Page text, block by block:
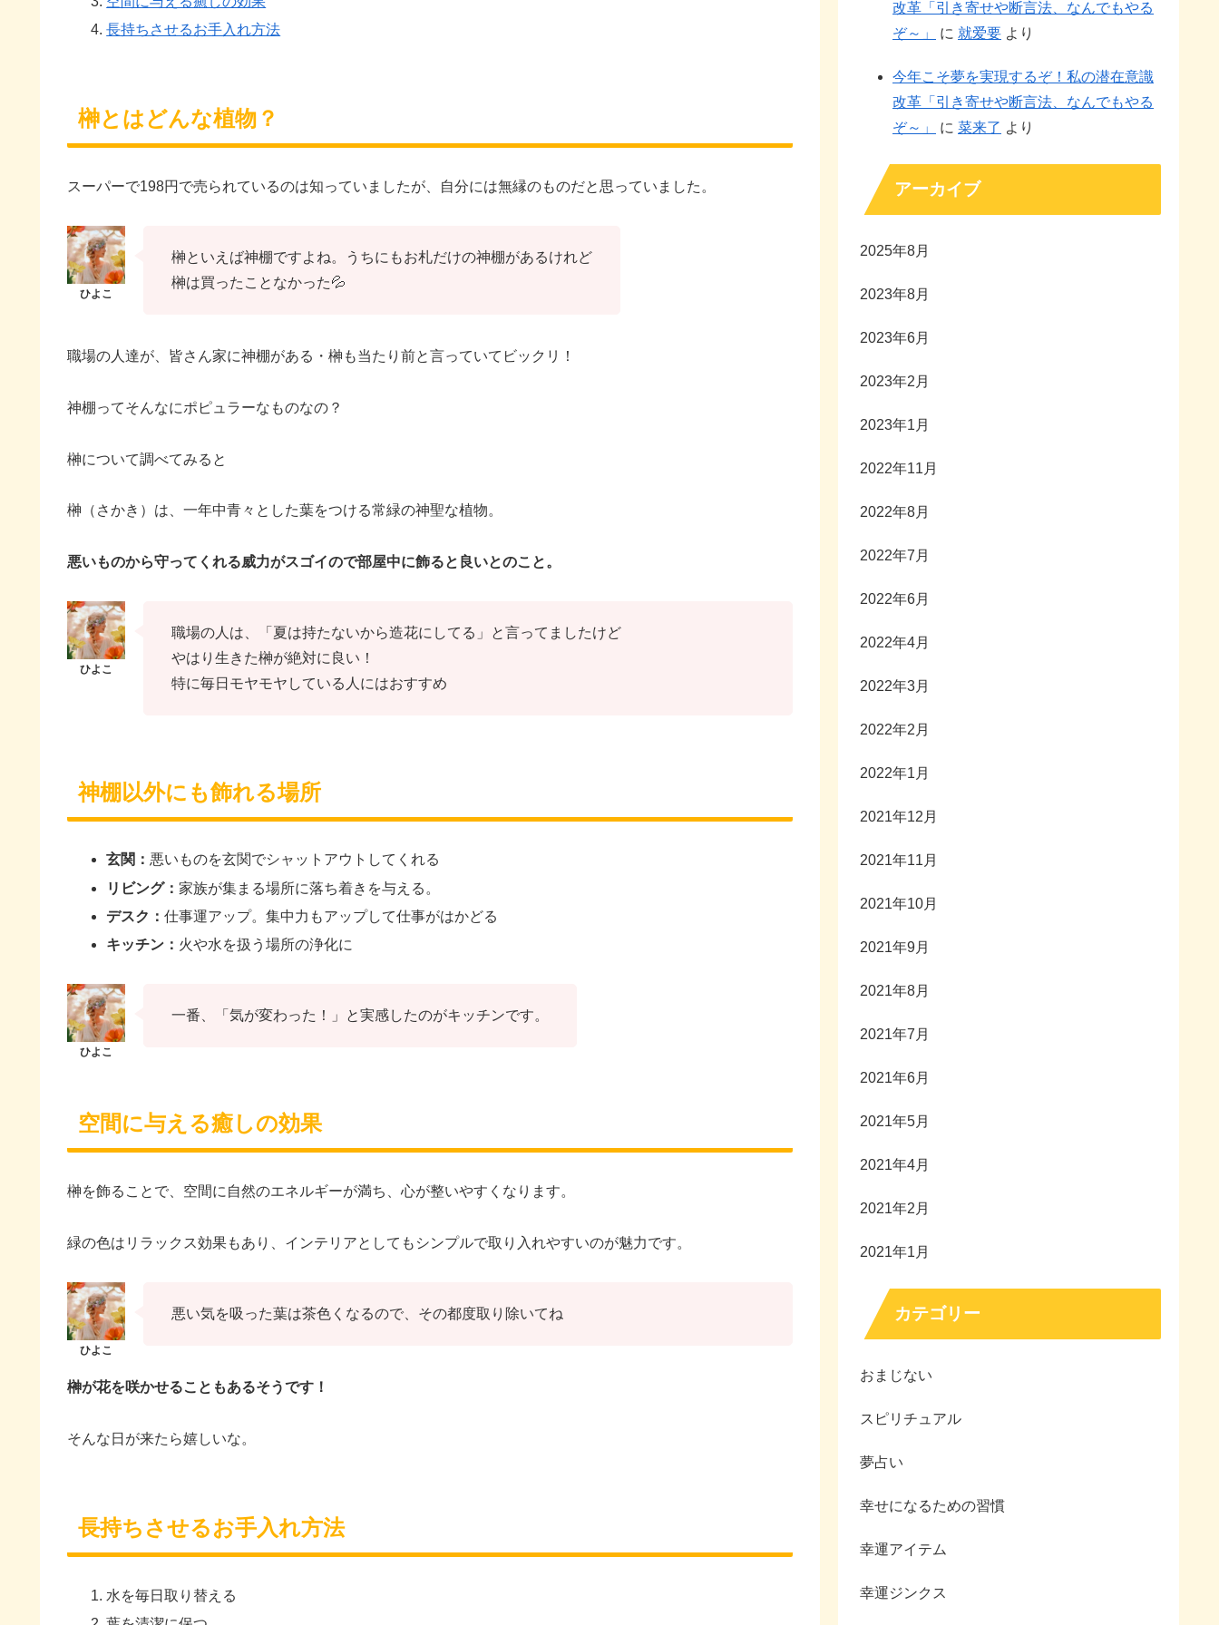
長持ちさせるお手入れ方法
榊とはどんな植物？
スーパーで198円で売られているのは知っていましたが、自分には無縁のものだと思っていました。
榊といえば神棚ですよね。うちにもお札だけの神棚があるけれど
榊は買ったことなかった💦
職場の人達が、皆さん家に神棚がある・榊も当たり前と言っていてビックリ！
神棚ってそんなにポピュラーなものなの？
榊について調べてみると
榊（さかき）は、一年中青々とした葉をつける常緑の神聖な植物。
悪いものから守ってくれる威力がスゴイので部屋中に飾ると良いとのこと。
職場の人は、「夏は持たないから造花にしてる」と言ってましたけど
やはり生きた榊が絶対に良い！
特に毎日モヤモヤしている人にはおすすめ
神棚以外にも飾れる場所
玄関：悪いものを玄関でシャットアウトしてくれる
リビング：家族が集まる場所に落ち着きを与える。
デスク：仕事運アップ。集中力もアップして仕事がはかどる
キッチン： 火や水を扱う場所の浄化に
一番、「気が変わった！」と実感したのがキッチンです。
空間に与える癒しの効果
榊を飾ることで、空間に自然のエネルギーが満ち、心が整いやすくなります。
緑の色はリラックス効果もあり、インテリアとしてもシンプルで取り入れやすいのが魅力です。
悪い気を吸った葉は茶色くなるので、その都度取り除いてね
榊が花を咲かせることもあるそうです！
そんな日が来たら嬉しいな。
長持ちさせるお手入れ方法
水を毎日取り替える
改革「引き寄せや断言法、なんでもやる
ぞ～」
に 就爱要 より
今年こそ夢を実現するぞ！私の潜在意識
改革「引き寄せや断言法、なんでもやる
ぞ～」
に 菜来了 より
アーカイブ
2025年8月
2023年8月
2023年6月
2023年2月
2023年1月
2022年11月
2022年8月
2022年7月
2022年6月
2022年4月
2022年3月
2022年2月
2022年1月
2021年12月
2021年11月
2021年10月
2021年9月
2021年8月
2021年7月
2021年6月
2021年5月
2021年4月
2021年2月
2021年1月
カテゴリー
おまじない
スピリチュアル
夢占い
幸せになるための習慣
幸運アイテム
幸運ジンクス